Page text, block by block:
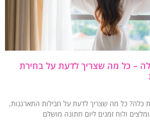
כל מה שצריך לדעת על בחירת
כל מה שצריך לדעת על חבילות התארגנות,
ולוח זמנים ליום חתונה מושלם